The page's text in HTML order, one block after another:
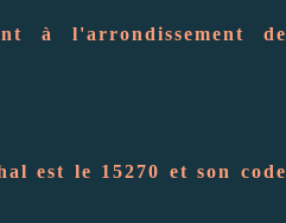
à l'arrondissement de
est le 15270 et son code